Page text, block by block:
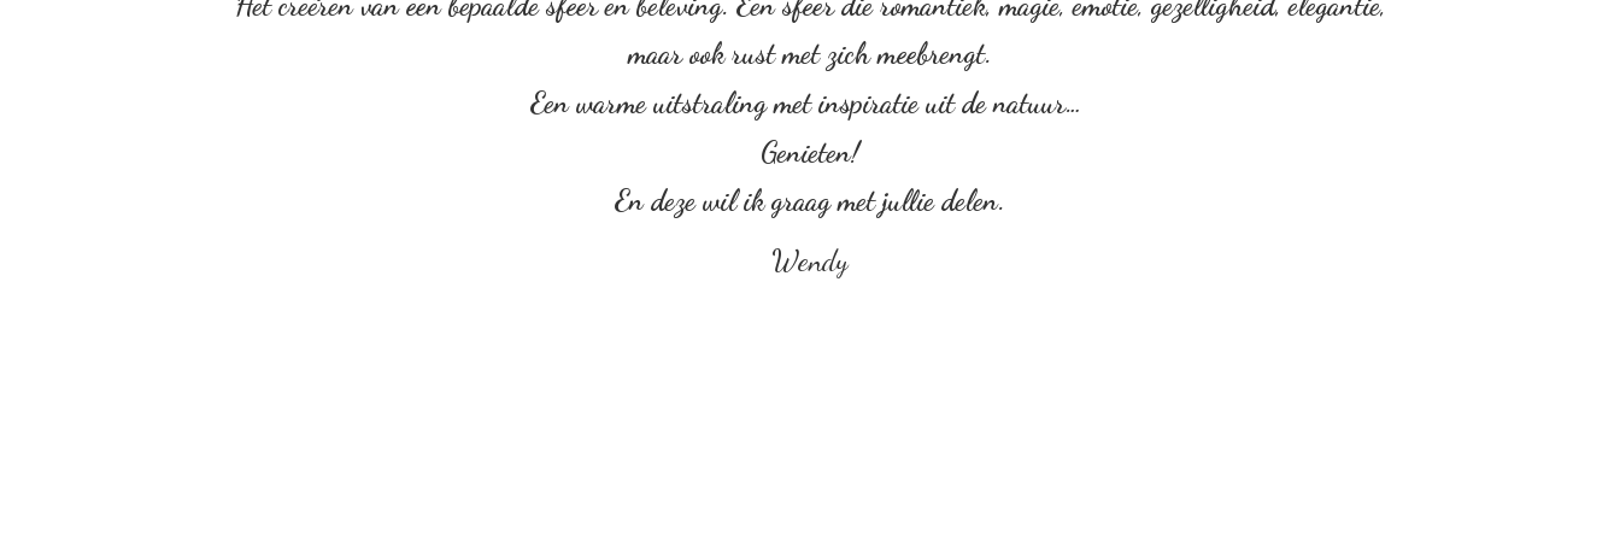
maar ook rust met zich meebrengt.
Een warme uitstraling met inspiratie uit de natuur…
Genieten!
En deze wil ik graag metjullie delen.
Wendy